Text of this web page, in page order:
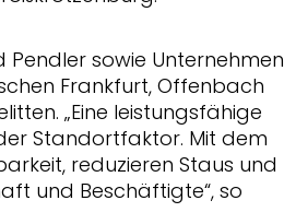
sowie Unternehmen
Frankfurt, Offenbach
„Eine leistungsfähige
Standortfaktor. Mit dem
reduzieren Staus und
und Beschäftigte“, so